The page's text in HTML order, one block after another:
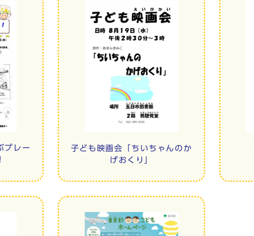
プレー
子ども映画会「ちいちゃんのか
げおくり」